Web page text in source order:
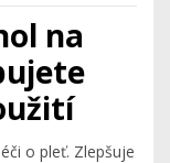
na
o pleť. Zlepšuje